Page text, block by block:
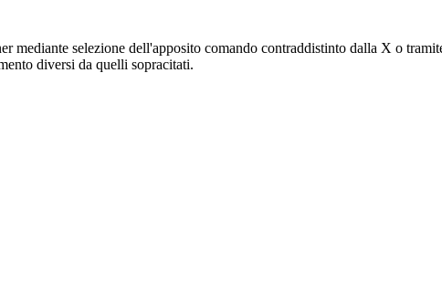
mediante selezione dell'apposito comando contraddistinto dalla X o
diversi da quelli sopracitati.